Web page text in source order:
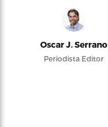
Oscar J. Serrano
Periodista Editor